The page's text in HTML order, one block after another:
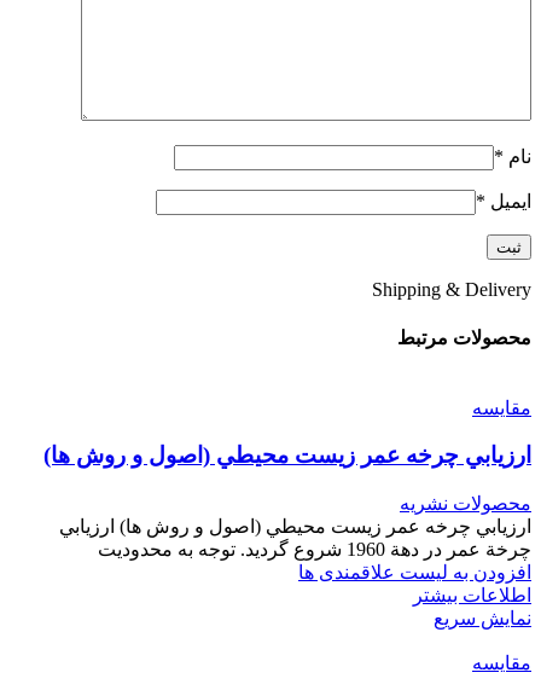
نام *
ایمیل *
Shipping & Delivery
محصولات مرتبط
مقایسه
ارزيابي چرخه عمر زيست محيطي (اصول و روش ها)
محصولات نشریه
ارزيابي چرخه عمر زيست محيطي (اصول و روش ها) ارزيابي
چرخة عمر در دهة 1960 شروع گرديد. توجه به محدوديت
افزودن به لیست علاقمندی ها
اطلاعات بیشتر
نمایش سریع
مقایسه